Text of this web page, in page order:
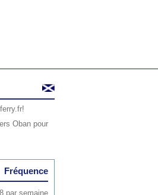
Oban pour
Fréquence
8 par semaine